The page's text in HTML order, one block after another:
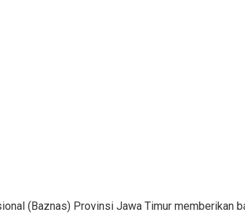
(Baznas) Provinsi Jawa Timur